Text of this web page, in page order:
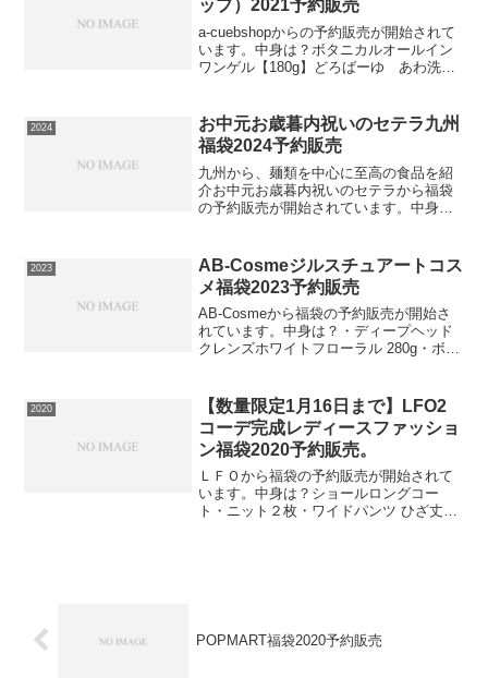
ップ）2021予約販売
a-cuebshopからの予約販売が開始されて
います。中身は？ボタニカルオールイン
ワンゲル【180g】どろばーゆ あわ洗顔
ゴ幹細胞エキス」「13種類の天然エキ
ス」...
2024
お中元お歳暮内祝いのセテラ九州
福袋2024予約販売
九州から、麺類を中心に至高の食品を紹
介お中元お歳暮内祝いのセテラから福袋
の予約販売が開始されています。中身
ろカレー 3食博多ラーメン3食島原手延べ
そうめん 2種食...
2023
AB-Cosmeジルスチュアートコス
メ福袋2023予約販売
AB-Cosmeから福袋の予約販売が開始さ
れています。中身は？・ディープヘッド
クレンズホワイトフローラル 280g・ボデ
#02 amethyst gem 3....
2020
【数量限定1月16日まで】LFO2
コーデ完成レディースファッショ
ン福袋2020予約販売。
ＬＦＯから福袋の予約販売が開始されて
います。中身は？ショールロングコー
ト・ニット２枚・ワイドパンツ ひざ丈ス
POPMART福袋2020予約販売